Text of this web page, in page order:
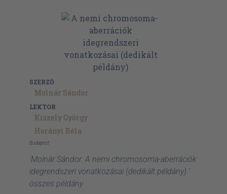
SZERZŐ
Molnár Sándor
LEKTOR
Kiszely György
Horányi Béla
Budapest
'Molnár Sándor: A nemi chromosoma-aberrációk
idegrendszeri vonatkozásai (dedikált példány) '
összes példány